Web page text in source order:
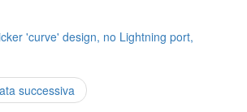
'curve' design, no Lightning port,
successiva